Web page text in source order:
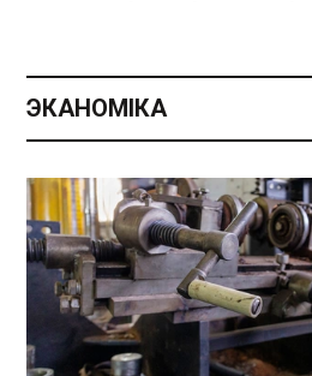
ЭКАНОМІКА